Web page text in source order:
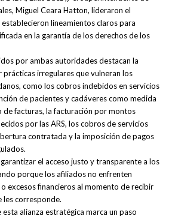
Miguel Ceara Hatton, lideraron el
lineamientos claros para
en la garantía de los derechos de los
por ambas autoridades destacan la
prácticas irregulares que vulneran los
como los cobros indebidos en servicios
de pacientes y cadáveres como medida
de facturas, la facturación por montos
por las ARS, los cobros de servicios
contratada y la imposición de pagos
el acceso justo y transparente a los
porque los afiliados no enfrenten
excesos financieros al momento de recibir
les corresponde.
esta alianza estratégica marca un paso